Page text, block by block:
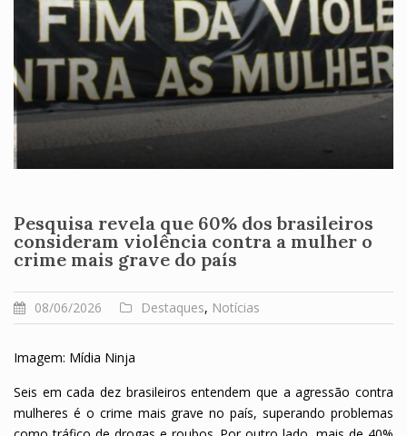
Pesquisa revela que 60% dos brasileiros
consideram violência contra a mulher o
crime mais grave do país
08/06/2026 Destaques, Notícias
Imagem: Mídia Ninja
Seis em cada dez brasileiros entendem que a agressão contra
mulheres é o crime mais grave no país, superando problemas